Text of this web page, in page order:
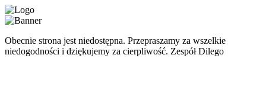
Obecnie strona jest niedostępna. Przepraszamy za wszelkie
niedogodności i dziękujemy za cierpliwość. Zespół Dilego